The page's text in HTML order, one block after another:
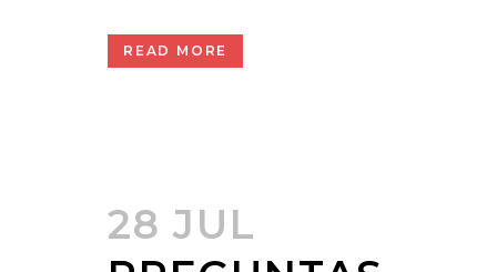
READ MORE
28 JUL